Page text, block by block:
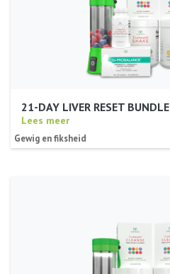
21-DAY LIVER RESET BUNDLE
Lees meer
Gewig en fiksheid